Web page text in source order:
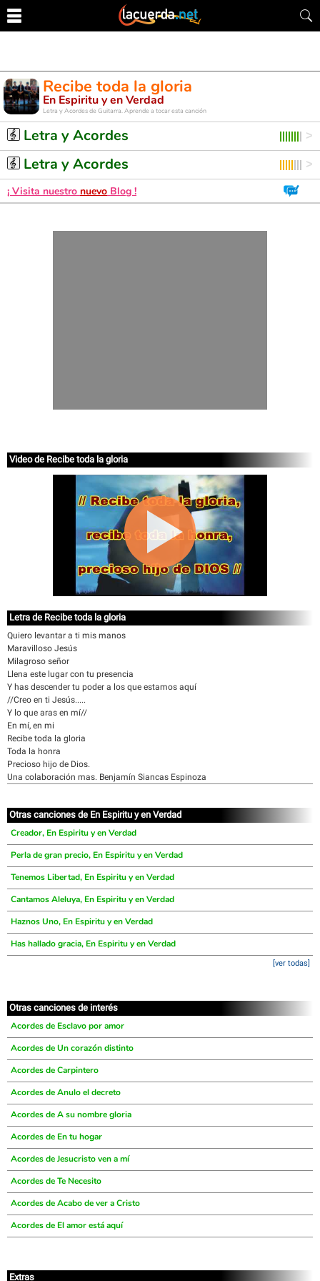
Recibe toda la gloria
En Espiritu y en Verdad
Letra y Acordes de Guitarra. Aprende a tocar esta canción
Letra y Acordes
Letra y Acordes
¡ Visita nuestro nuevo Blog !
Video de Recibe toda la gloria
Letra de Recibe toda la gloria
Quiero levantar a ti mis manos
Maravilloso Jesús
Milagroso señor
Llena este lugar con tu presencia
Y has descender tu poder a los que estamos aquí
//Creo en ti Jesús.....
Y lo que aras en mí//
En mí, en mi
Recibe toda la gloria
Toda la honra
Precioso hijo de Dios.
Una colaboración mas. Benjamín Siancas Espinoza
Otras canciones de En Espiritu y en Verdad
Creador, En Espiritu y en Verdad
Perla de gran precio, En Espiritu y en Verdad
Tenemos Libertad, En Espiritu y en Verdad
Cantamos Aleluya, En Espiritu y en Verdad
Haznos Uno, En Espiritu y en Verdad
Has hallado gracia, En Espiritu y en Verdad
[ver todas]
Otras canciones de interés
Acordes de Esclavo por amor
Acordes de Un corazón distinto
Acordes de Carpintero
Acordes de Anulo el decreto
Acordes de A su nombre gloria
Acordes de En tu hogar
Acordes de Jesucristo ven a mí
Acordes de Te Necesito
Acordes de Acabo de ver a Cristo
Acordes de El amor está aquí
Extras